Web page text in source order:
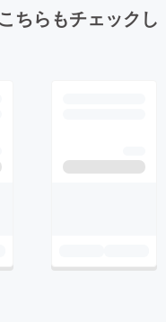
ちらもチェックし